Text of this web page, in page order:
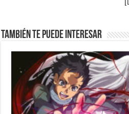
También te puede interesar